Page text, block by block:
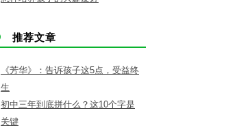
推荐文章
《芳华》：告诉孩子这5点，受益终
生
初中三年到底拼什么？这10个字是
关键